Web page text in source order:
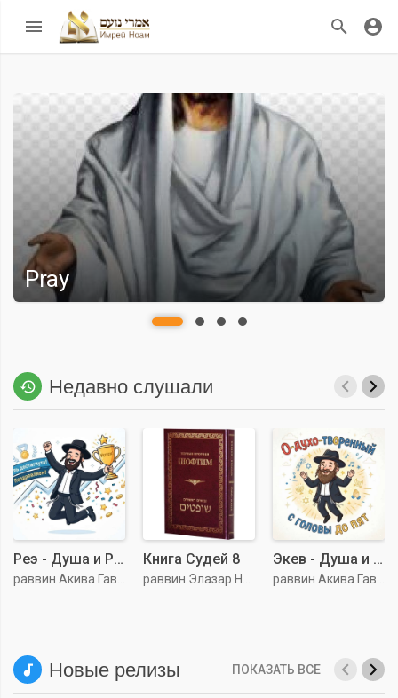
Pray
Недавно слушали
Реэ - Душа и Разум 5786 Книга Судей 8 Экев - Душа и Разум 5786
Новые релизы ПОКАЗАТЬ ВСЕ